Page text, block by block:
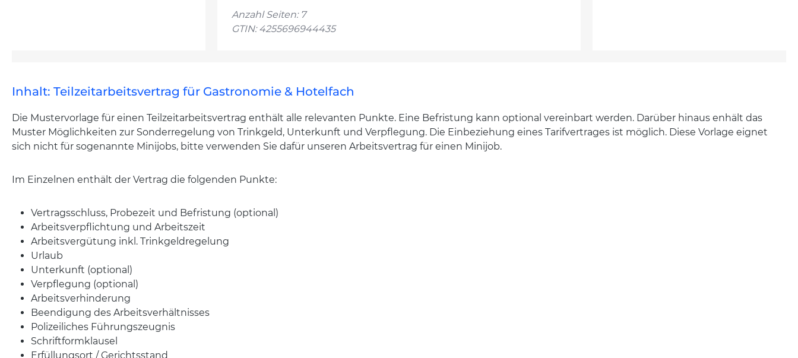
Anzahl Seiten: 7
GTIN: 4255696944435
Inhalt: Teilzeitarbeitsvertrag für Gastronomie & Hotelfach
Die Mustervorlage für einen Teilzeitarbeitsvertrag enthält alle relevanten Punkte. Eine Befristung kann optional vereinbart werden. Darüber hinaus enhält das
Muster Möglichkeiten zur Sonderregelung von Trinkgeld, Unterkunft und Verpflegung. Die Einbeziehung eines Tarifvertrages ist möglich. Diese Vorlage eignet
sich nicht für sogenannte Minijobs, bitte verwenden Sie dafür unseren Arbeitsvertrag für einen Minijob.
Im Einzelnen enthält der Vertrag die folgenden Punkte:
Vertragsschluss, Probezeit und Befristung (optional)
Arbeitsverpflichtung und Arbeitszeit
Arbeitsvergütung inkl. Trinkgeldregelung
Urlaub
Unterkunft (optional)
Verpflegung (optional)
Arbeitsverhinderung
Beendigung des Arbeitsverhältnisses
Polizeiliches Führungszeugnis
Schriftformklausel
Erfüllungsort / Gerichtsstand